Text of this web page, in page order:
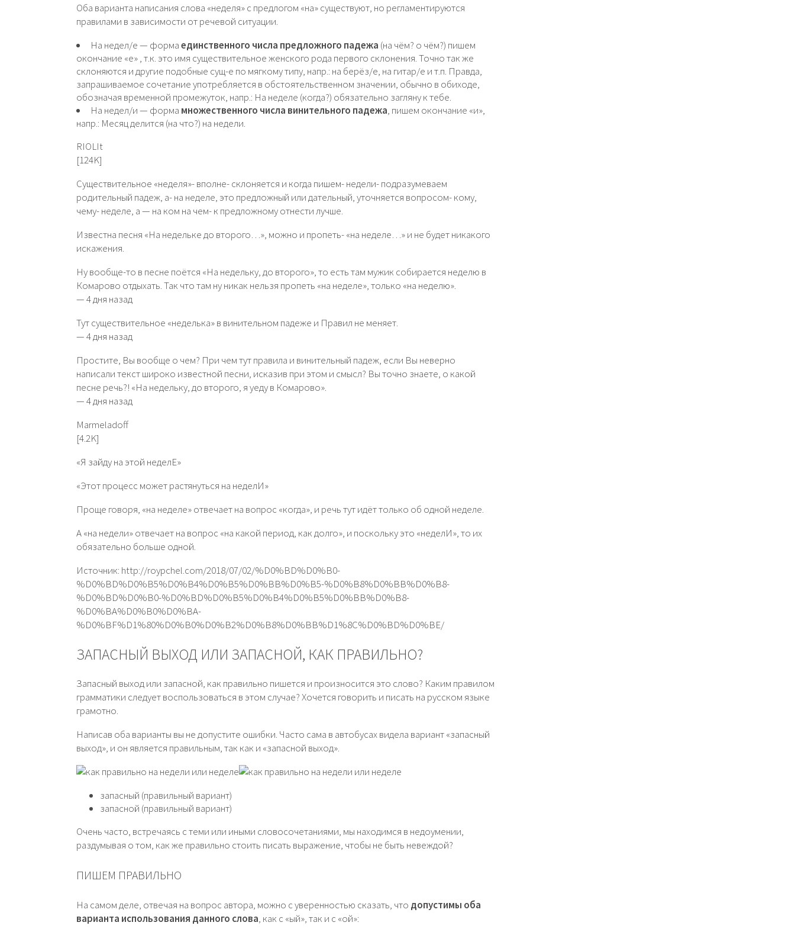
Оба варианта написания слова «неделя» с предлогом «на» существуют, но регламентируются
правилами в зависимости от речевой ситуации.
На недел/е — формаединственного числа предложного падежа (на чём? о чём?) пишем
окончание «е» , т.к. это имя существительное женского рода первого склонения. Точно так же
склоняются и другие подобные сущ-е по мягкому типу, напр.: на берёз/е, на гитар/е и т.п. Правда,
запрашиваемое сочетание употребляется в обстоятельственном значении, обычно в обиходе,
обозначая временной промежуток, напр.: На неделе (когда?) обязательно загляну к тебе.
На недел/и — форма множественного числа винительного падежа, пишем окончание «и»,
напр.: Месяц делится (на что?) на недели.
RIOLI­t
[124K]
Существительное «неделя»- вполне- склоняется и когда пишем- недели- подразумеваем
родительный падеж, а- на неделе, это предложный или дательный, уточняется вопросом- кому,
чему- неделе, а — на ком на чем- к предложному отнести лучше.
Известна песня «На недельке до второго…», можно и пропеть- «на неделе…» и не будет никакого
искажения.
Ну вообще-то в песне поётся «На недельку, до второго», то есть там мужик собирается неделю в
Комарово отдыхать. Так что там ну никак нельзя пропеть «на неделе», только «на неделю».
— 4 дня назад
Тут существительное «неделька» в винительном падеже и Правил не меняет.
— 4 дня назад
Простите, Вы вообще о чем? При чем тут правила и винительный падеж, если Вы неверно
написали текст широко известной песни, исказив при этом и смысл? Вы точно знаете, о какой
песне речь?! «На недельку, до второго, я уеду в Комарово».
— 4 дня назад
Marme­ladof­f
[4.2K]
«Я зайду на этой неделЕ»
«Этот процесс может растянуться на неделИ»
Проще говоря, «на неделе» отвечает на вопрос «когда», и речь тут идёт только об одной неделе.
А «на недели» отвечает на вопрос «на какой период, как долго», и поскольку это «неделИ», то их
обязательно больше одной.
Источник: http://roypchel.com/2018/07/02/%D0%BD%D0%B0-
%D0%BD%D0%B5%D0%B4%D0%B5%D0%BB%D0%B5-%D0%B8%D0%BB%D0%B8-
%D0%BD%D0%B0-%D0%BD%D0%B5%D0%B4%D0%B5%D0%BB%D0%B8-
%D0%BA%D0%B0%D0%BA-
%D0%BF%D1%80%D0%B0%D0%B2%D0%B8%D0%BB%D1%8C%D0%BD%D0%BE/
ЗАПАСНЫЙ ВЫХОД ИЛИ ЗАПАСНОЙ, КАК ПРАВИЛЬНО?
Запасный выход или запасной, как правильно пишется и произносится это слово? Каким правилом
грамматики следует воспользоваться в этом случае? Хочется говорить и писать на русском языке
грамотно.
Написав оба варианты вы не допустите ошибки. Часто сама в автобусах видела вариант «запасный
выход», и он является правильным, так как и «запасной выход».
запасный (правильный вариант)
запасной (правильный вариант)
Очень часто, встречаясь с теми или иными словосочетаниями, мы находимся в недоумении,
раздумывая о том, как же правильно стоить писать выражение, чтобы не быть невеждой?
ПИШЕМ ПРАВИЛЬНО
На самом деле, отвечая на вопрос автора, можно с уверенностью сказать, что допустимы оба
варианта использования данного слова, как с «ый», так и с «ой»: